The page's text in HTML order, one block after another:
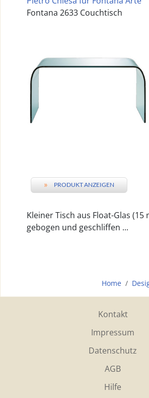
Fontana 2633 Couchtisch
» PRODUKT ANZEIGEN
Kleiner Tisch aus Float-Glas (15
gebogen und geschliffen ...
Home
Kontakt
Impressum
Datenschutz
AGB
Hilfe